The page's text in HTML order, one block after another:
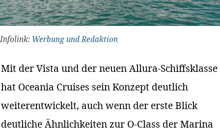
Infolink: Werbung und Redaktion
Mit der Vista und der neuen Allura-Schiffsklasse
hat Oceania Cruises sein Konzept deutlich
weiterentwickelt, auch wenn der erste Blick
deutliche Ähnlichkeiten zur O-Class der Marina